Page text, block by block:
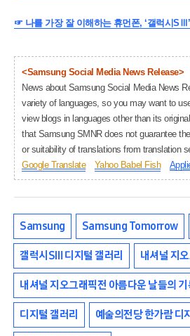
☞나를 가장 잘 이해하는 휴먼폰, ‘갤럭시
<Samsung Social Media News Release>
News about Samsung Social Media News
variety of languages, so you may want to
view blogs in languages other than its
that Samsung SMNR does not guarantee
or suitability of translations from translation
Google Translate
Yahoo Babel Fish
Samsung Samsung Tomorrow
갤럭시SⅢ 디지털 갤러리 내셔널 지
내셔널 지오그래픽전 아름다운 날들의 기
디지털 갤러리 예술의전당 한가람 디